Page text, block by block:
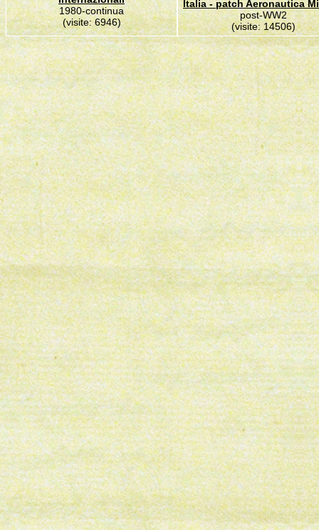
1980-continua
(visite: 6946)
Italia - patch Aeronautica
post-WW2
(visite: 14506)